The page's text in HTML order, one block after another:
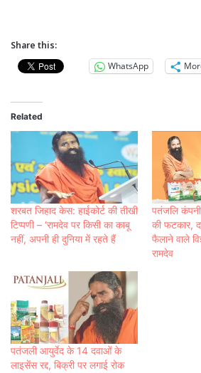
Share this:
WhatsApp
Related
शरबत जिहाद केस: हाईकोर्ट की तीखी
टिप्पणी – ‘रामदेव पर किसी का काबू
नहीं, अपनी ही दुनिया में रहते हैं
पतंजलि कंपनी
की फटकार,
फैलाने वाले
रामदेव
पतंजली आयुर्वेद के 14 दवाओं के
लाइसेंस रद्द, बिक्री पर लगाई रोक